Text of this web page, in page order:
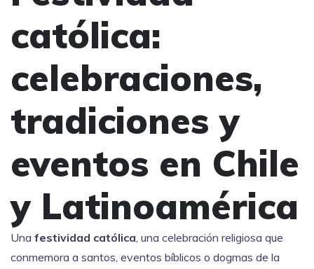
católica:
celebraciones,
tradiciones y
eventos en Chile
y Latinoamérica
Una festividad católica, una celebración religiosa que
conmemora a santos, eventos bíblicos o dogmas de la